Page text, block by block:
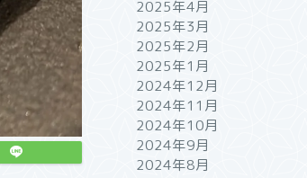
2025年4月
2025年3月
2025年2月
2025年1月
2024年12月
2024年11月
2024年10月
2024年9月
2024年8月